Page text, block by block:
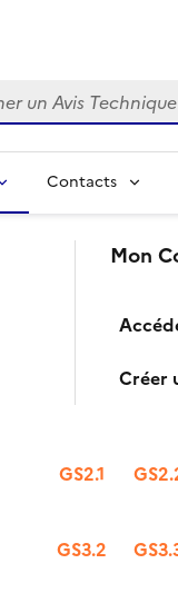
Contacts
Mon
Créer
GS2.1
GS3.2